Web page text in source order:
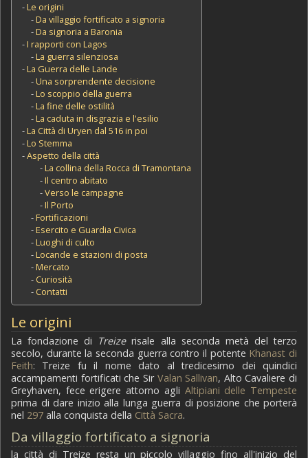
-Le origini
-Da villaggio fortificato a signoria
-Da signoria a Baronia
-I rapporti con Lagos
-La guerra silenziosa
-La Guerra delle Lande
-Una sorprendente decisione
-Lo scoppio della guerra
-La fine delle ostilità
-La caduta in disgrazia e l'esilio
-La Città di Uryen dal 516 in poi
-Lo Stemma
-Aspetto della città
-La collina della Rocca di Tramontana
-Il centro abitato
-Verso le campagne
-Il Porto
-Fortificazioni
-Esercito e Guardia Civica
-Luoghi di culto
-Locande e stazioni di posta
-Mercato
- Curiosità
- Contatti
Le origini
La fondazione di Treizerisale alla seconda metà del terzo
secolo, durante la seconda guerra contro il potente Khanast di
Feith: Treize fu il nome dato al tredicesimo dei quindici
accampamenti fortificati che Sir Valan Sallivan, Alto Cavaliere di
Greyhaven, fece erigere attorno agli Altipiani delle Tempeste
prima di dare inizio alla lunga guerra di posizione che porterà
nel 297 alla conquista della Città Sacra.
Da villaggio fortificato a signoria
la città di Treize resta un piccolo villaggio fino all'inizio del